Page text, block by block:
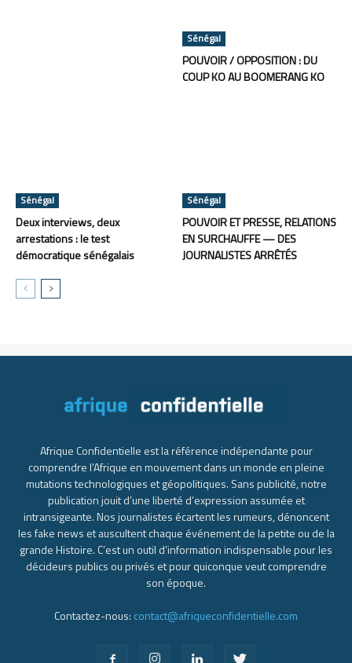
Sénégal
POUVOIR / OPPOSITION : DU
COUP KO AU BOOMERANG KO
Sénégal
Deux interviews, deux
arrestations : le test
démocratique sénégalais
Sénégal
POUVOIR ET PRESSE, RELATIONS
EN SURCHAUFFE — DES
JOURNALISTES ARRÊTÉS
Afrique Confidentielle est la référence indépendante pour
comprendre l’Afrique en mouvement dans un monde en pleine
mutations technologiques et géopolitiques. Sans publicité, notre
publication jouit d’une liberté d’expression assumée et
intransigeante. Nos journalistes écartent les rumeurs, dénoncent
les fake news et auscultent chaque événement de la petite ou de la
grande Histoire. C’est un outil d’information indispensable pour les
décideurs publics ou privés et pour quiconque veut comprendre
son époque.
Contactez-nous: contact@afriqueconfidentielle.com